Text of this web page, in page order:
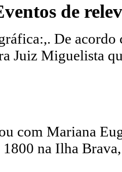
de
De
Juiz Miguelista
com Mariana
1800 na Ilha